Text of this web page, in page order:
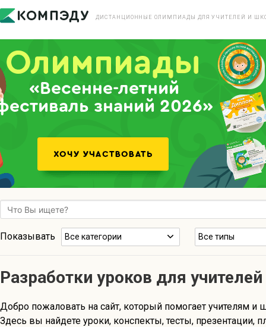
ДИСТАНЦИОННЫЕ ОЛИМПИАДЫ ДЛЯ УЧИТЕЛЕЙ И
«Весенне-летний
знаний 2026»
Показывать Все категории Все типы
Разработки уроков для учителей
Добро пожаловать на сайт, который помогает учителям и
Здесь вы найдете уроки, конспекты, тесты, презентации,